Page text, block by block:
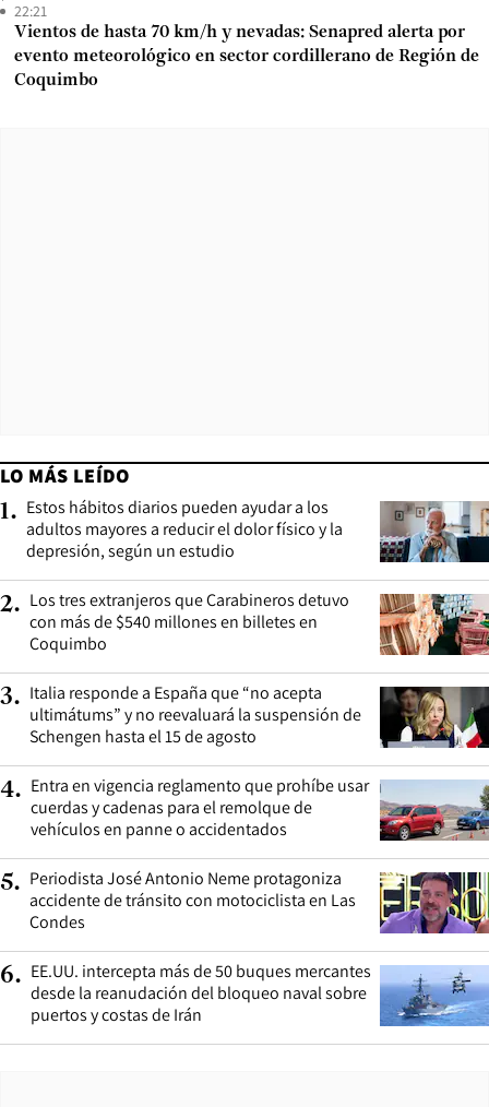
22:21
Vientos de hasta 70 km/h y nevadas: Senapred alerta por
evento meteorológico en sector cordillerano de Región de
Coquimbo
LO MÁS LEÍDO
1. Estos hábitos diarios pueden ayudar a los
adultos mayores a reducir el dolor físico y la
depresión, según un estudio
2. Los tres extranjeros que Carabineros detuvo
con más de $540 millones en billetes en
Coquimbo
3. Italia responde a España que “no acepta
ultimátums” y no reevaluará la suspensión de
Schengen hasta el 15 de agosto
4. Entra en vigencia reglamento que prohíbe usar
cuerdas y cadenas para el remolque de
vehículos en panne o accidentados
5. Periodista José Antonio Neme protagoniza
accidente de tránsito con motociclista en Las
Condes
6. EE.UU. intercepta más de 50 buques mercantes
desde la reanudación del bloqueo naval sobre
puertos y costas de Irán